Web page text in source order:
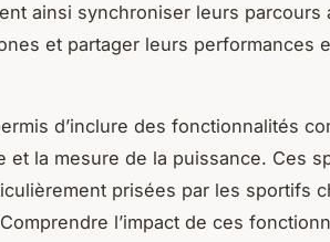
ainsi synchroniser leurs parcours
et partager leurs performances
d’inclure des fonctionnalités
et la mesure de la puissance. Ces
prisées par les sportifs
l’impact de ces